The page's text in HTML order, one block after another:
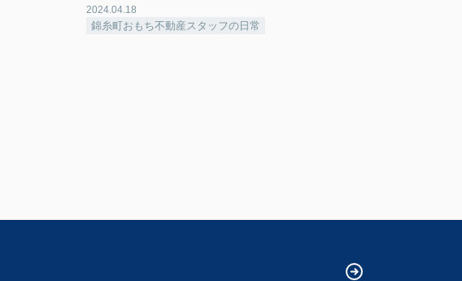
2024.04.18
錦糸町おもち不動産スタッフの日常